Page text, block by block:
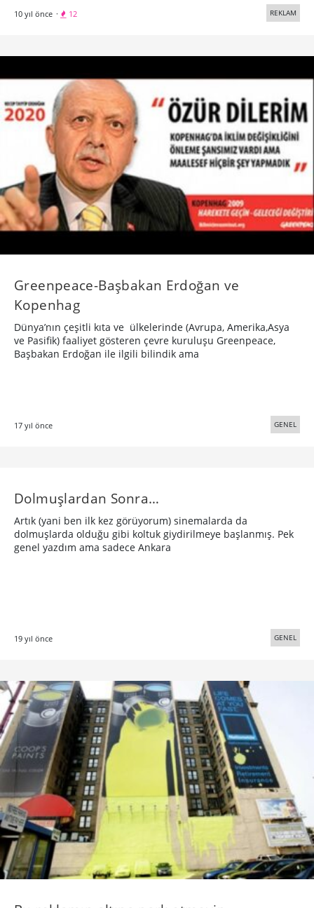
10 yıl önce · 12 REKLAM
Greenpeace-Başbakan Erdoğan ve
Kopenhag
Dünya’nın çeşitli kıta ve ülkelerinde (Avrupa, Amerika,Asya
ve Pasifik) faaliyet gösteren çevre kuruluşu Greenpeace,
Başbakan Erdoğan ile ilgili bilindik ama
17 yıl önce GENEL
Dolmuşlardan Sonra…
Artık (yani ben ilk kez görüyorum) sinemalarda da
dolmuşlarda olduğu gibi koltuk giydirilmeye başlanmış. Pek
genel yazdım ama sadece Ankara
19 yıl önce GENEL